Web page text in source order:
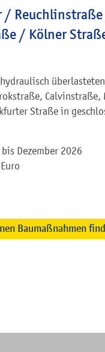
/
/ Kölner
Calvinstraße,
Straße in
Dezember 2026
Baumaßnahmen